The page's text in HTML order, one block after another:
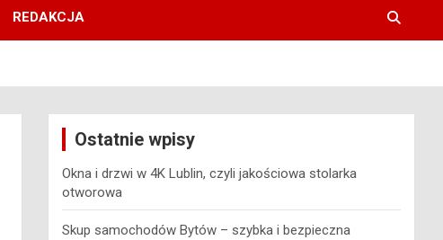
REDAKCJA
Ostatnie wpisy
Okna i drzwi w 4K Lublin, czyli jakościowa stolarka
otworowa
Skup samochodów Bytów – szybka i bezpieczna